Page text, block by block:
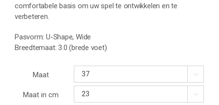
comfortabele basis om uw spel te ontwikkelen en te
verbeteren.
Pasvorm: U-Shape, Wide
Breedtemaat: 3.0 (brede voet)
Maat 
Maat in cm 